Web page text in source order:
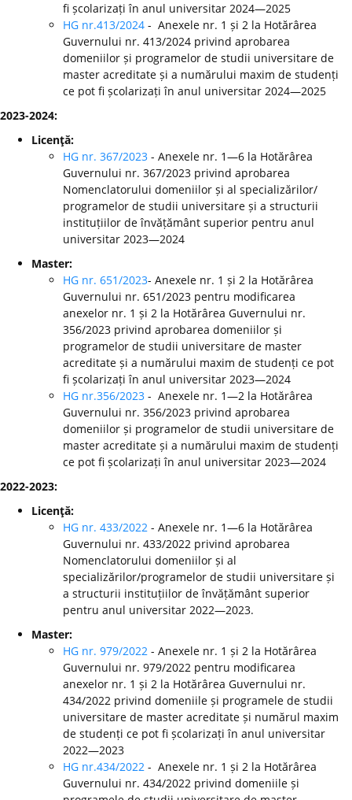
fi școlarizați în anul universitar 2024—2025
HG nr.413/2024 - Anexele nr. 1 și 2 la Hotărârea
Guvernului nr. 413/2024 privind aprobarea
domeniilor și programelor de studii universitare de
master acreditate și a numărului maxim de studenți
ce pot fi școlarizați în anul universitar 2024—2025
2023-2024:
Licenţă:
HG nr. 367/2023 - Anexele nr. 1—6 la Hotărârea
Guvernului nr. 367/2023 privind aprobarea
Nomenclatorului domeniilor și al specializărilor/
programelor de studii universitare și a structurii
instituțiilor de învățământ superior pentru anul
universitar 2023—2024
Master:
HG nr. 651/2023- Anexele nr. 1 și 2 la Hotărârea
Guvernului nr. 651/2023 pentru modificarea
anexelor nr. 1 și 2 la Hotărârea Guvernului nr.
356/2023 privind aprobarea domeniilor și
programelor de studii universitare de master
acreditate și a numărului maxim de studenți ce pot
fi școlarizați în anul universitar 2023—2024
HG nr.356/2023 - Anexele nr. 1—2 la Hotărârea
Guvernului nr. 356/2023 privind aprobarea
domeniilor și programelor de studii universitare de
master acreditate și a numărului maxim de studenți
ce pot fi școlarizați în anul universitar 2023—2024
2022-2023:
Licenţă:
HG nr. 433/2022 - Anexele nr. 1—6 la Hotărârea
Guvernului nr. 433/2022 privind aprobarea
Nomenclatorului domeniilor și al
specializărilor/programelor de studii universitare și
a structurii instituțiilor de învățământ superior
pentru anul universitar 2022—2023.
Master:
HG nr. 979/2022 - Anexele nr. 1 și 2 la Hotărârea
Guvernului nr. 979/2022 pentru modificarea
anexelor nr. 1 și 2 la Hotărârea Guvernului nr.
434/2022 privind domeniile și programele de studii
universitare de master acreditate și numărul maxim
de studenți ce pot fi școlarizați în anul universitar
2022—2023
HG nr.434/2022 - Anexele nr. 1 și 2 la Hotărârea
Guvernului nr. 434/2022 privind domeniile și